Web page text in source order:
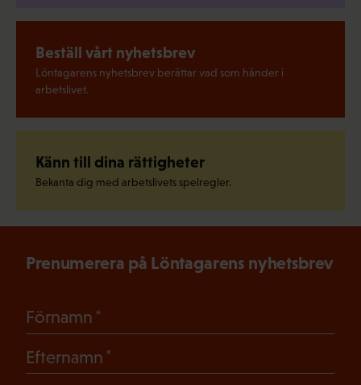
Beställ vårt nyhetsbrev
Löntagarens nyhetsbrev berättar vad som händer i
arbetslivet.
Känn till dina rättigheter
Bekanta dig med arbetslivets spelregler.
Prenumerera på Löntagarens nyhetsbrev
Förnamn
Efternamn